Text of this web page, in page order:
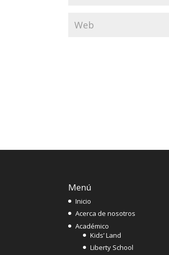
Menú
Inicio
Acerca de nosotros
Académico
Kids’ Land
Liberty School